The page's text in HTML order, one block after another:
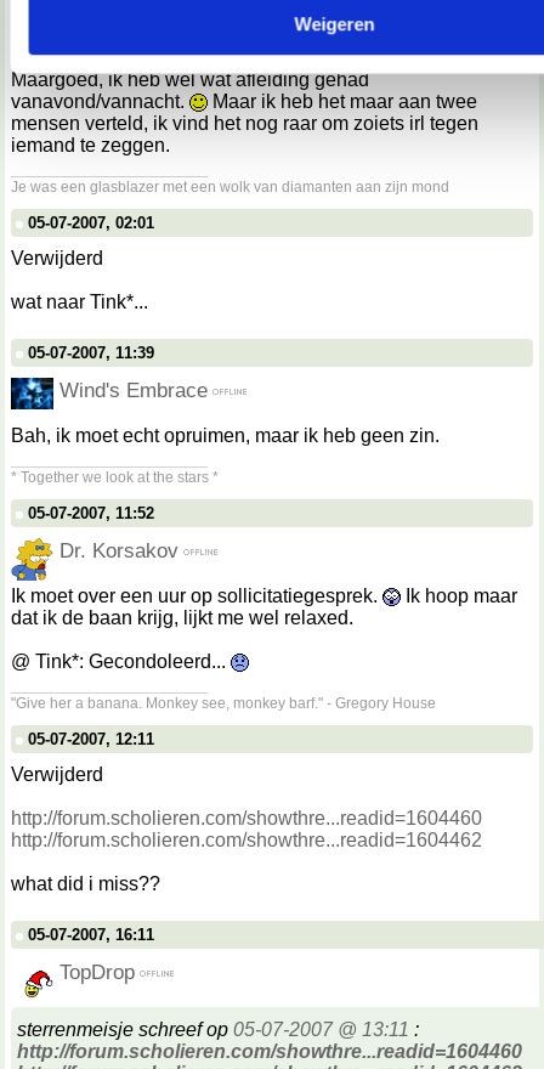
Weigeren
Maargoed, ik heb wel wat afleiding gehad
vanavond/vannacht.
Maar ik heb het maar aan twee
mensen verteld, ik vind het nog raar om zoiets irl tegen
iemand te zeggen.
Je was een glasblazer met een wolk van diamanten aan zijn mond
05-07-2007, 02:01
Verwijderd
wat naar Tink*...
05-07-2007, 11:39
Wind's Embrace
Bah, ik moet echt opruimen, maar ik heb geen zin.
* Together we look at the stars *
05-07-2007, 11:52
Dr. Korsakov
Ik moet over een uur op sollicitatiegesprek.
Ik hoop maar
dat ik de baan krijg, lijkt me wel relaxed.
@ Tink*: Gecondoleerd...
"Give her a banana. Monkey see, monkey barf." - Gregory House
05-07-2007, 12:11
Verwijderd
http://forum.scholieren.com/showthre...readid=1604460
http://forum.scholieren.com/showthre...readid=1604462
what did i miss??
05-07-2007, 16:11
TopDrop
sterrenmeisje schreef op 05-07-2007 @ 13:11 :
http://forum.scholieren.com/showthre...readid=1604460